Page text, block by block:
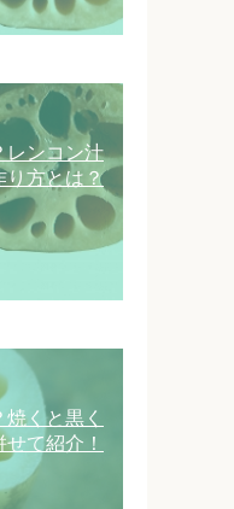
レンコン汁
り方とは？
くと黒く
て紹介！